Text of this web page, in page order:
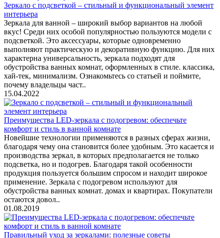
Зеркало с подсветкой – стильный и функциональный элемент
интерьера
Зеркала для ванной – широкий выбор вариантов на любой
вкус! Среди них особой популярностью пользуются модели с
подсветкой. Это аксессуары, которые одновременно
выполняют практическую и декоративную функцию. Для них
характерна универсальность, зеркала подходят для
обустройства ванных комнат, оформленных в стиле. классика,
хай-тек, минимализм. Ознакомьтесь со статьей и поймите,
почему владельцы част..
15.04.2022
Преимущества LED-зеркала с подогревом: обеспечьте
комфорт и стиль в ванной комнате
Новейшие технологии применяются в разных сферах жизни,
благодаря чему она становится более удобным. Это касается и
производства зеркал, в которых предполагается не только
подсветка, но и подогрев. Благодаря такой особенности
продукция пользуется большим спросом и находит широкое
применение. Зеркала с подогревом используют для
обустройства ванных комнат. домах и квартирах. Покупатели
остаются довол..
01.08.2019
Правильный уход за зеркалами: полезные советы